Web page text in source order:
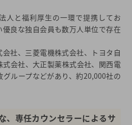
人と福利厚生の一環で提携してお
優良な独自会員も数万人単位で存在
社、三菱電機株式会社、トヨタ自
会社、大正製薬株式会社、関西電
ループなどがあり、約20,000社の
、専任カウンセラーによるサ